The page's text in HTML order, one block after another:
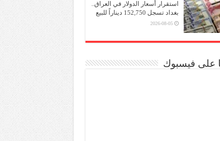
استقرار أسعار الدولار في العراق..
بغداد تسجل 152,750 ديناراً للبيع
2026-08-05
على فيسبوك